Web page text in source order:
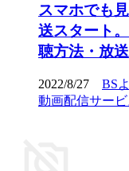
スマホでも
送スタート
聴方法・放
2022/8/27 BS
動画配信サービ